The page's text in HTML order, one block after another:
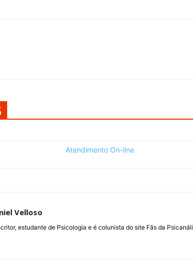
Velloso
estudante de Psicologia e é colunista do site Fãs da